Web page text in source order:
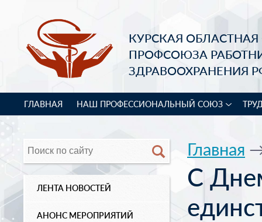
КУРСКАЯ
ПРОФСОЮЗА
ЗДРАВООХРАНЕНИЯ
ГЛАВНАЯ НАШ ПРОФЕССИОНАЛЬНЫЙ СОЮЗ
ЛЕНТА НОВОСТЕЙ
АНОНС МЕРОПРИЯТИЙ
Главная
С